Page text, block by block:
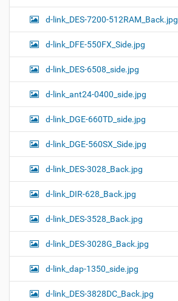
d-link_DES-7200-512RAM_Back.jpg
d-link_DFE-550FX_Side.jpg
d-link_DES-6508_side.jpg
d-link_ant24-0400_side.jpg
d-link_DGE-660TD_side.jpg
d-link_DGE-560SX_Side.jpg
d-link_DES-3028_Back.jpg
d-link_DIR-628_Back.jpg
d-link_DES-3528_Back.jpg
d-link_DES-3028G_Back.jpg
d-link_dap-1350_side.jpg
d-link_DES-3828DC_Back.jpg